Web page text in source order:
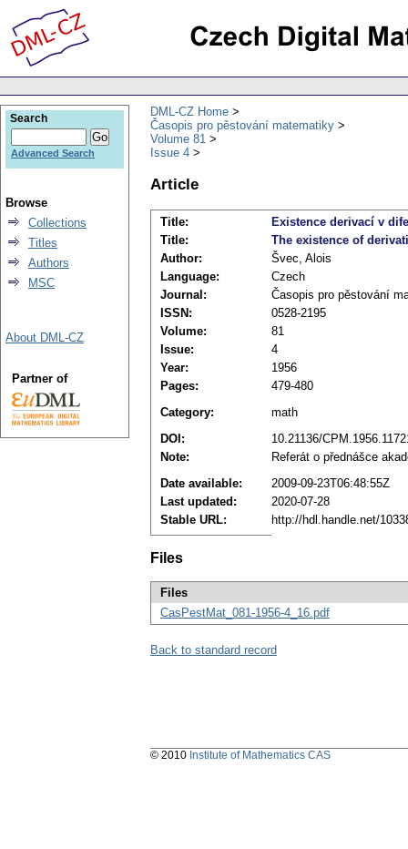
DML-CZ Home
Časopis pro pěstování matematiky
Volume 81
Issue 4
Article
Title:
Existence derivací v
Title:
The existence of
Author:
Švec, Alois
Language:
Czech
Journal:
Časopis pro pěstování
ISSN:
0528-2195
Volume:
81
Issue:
4
Year:
1956
Pages:
479-480
Category:
math
DOI:
10.21136/
Note:
Referát o přednášce
Date available:
2009-09-23T06:48:55Z
Last updated:
2020-07-28
Stable URL:
http://hdl.handle.net/
Files
Files
CasPestMat_081-1956-4_16.pdf
Back to standard record
Search
Advanced Search
Browse
Collections
Titles
Authors
MSC
About DML-CZ
Partner of
© 2010 Institute of Mathematics CAS